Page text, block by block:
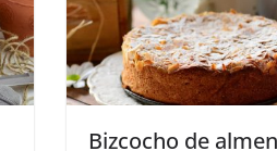
Bizcocho de